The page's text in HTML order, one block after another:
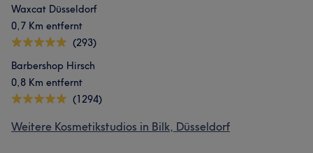
Waxcat Düsseldorf
0,7 Km entfernt
(293)
Barbershop Hirsch
0,8 Km entfernt
(1294)
Weitere Kosmetikstudios in Bilk, Düsseldorf